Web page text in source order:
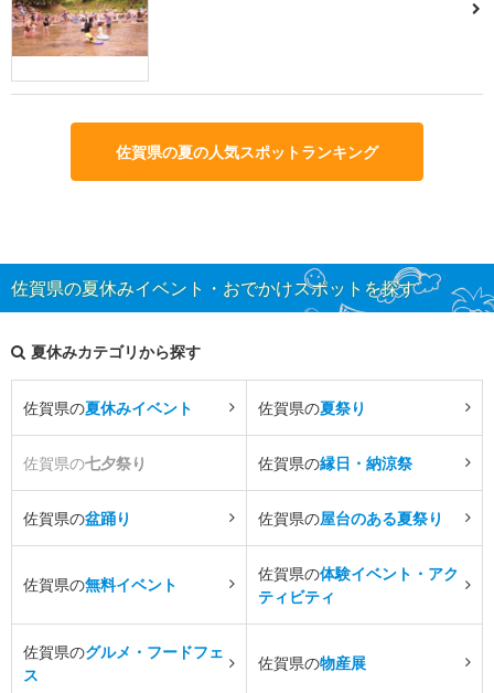
佐賀県の夏の人気スポットランキング
佐賀県の夏休みイベント・おでかけスポットを探す
夏休みカテゴリから探す
佐賀県の夏休みイベント 佐賀県の夏祭り
佐賀県の七夕祭り 佐賀県の縁日・納涼祭
佐賀県の盆踊り 佐賀県の屋台のある夏祭り
佐賀県の無料イベント
佐賀県の体験イベント・アク
ティビティ
佐賀県のグルメ・フードフェ
ス
佐賀県の物産展